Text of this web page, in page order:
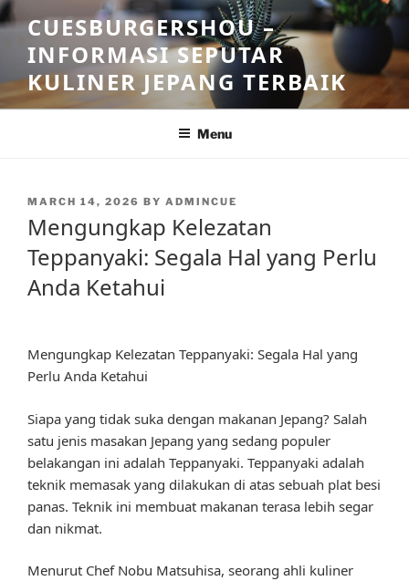
Skip
to
content
CUESBURGERSHOU –
INFORMASI SEPUTAR
KULINER JEPANG TERBAIK
Menu
POSTED
MARCH 14, 2026 BY ADMINCUE
Mengungkap Kelezatan
Teppanyaki: Segala Hal yang Perlu
Anda Ketahui
Mengungkap Kelezatan Teppanyaki: Segala Hal yang
Perlu Anda Ketahui
Siapa yang tidak suka dengan makanan Jepang? Salah
satu jenis masakan Jepang yang sedang populer
belakangan ini adalah Teppanyaki. Teppanyaki adalah
teknik memasak yang dilakukan di atas sebuah plat besi
panas. Teknik ini membuat makanan terasa lebih segar
dan nikmat.
Menurut Chef Nobu Matsuhisa, seorang ahli kuliner